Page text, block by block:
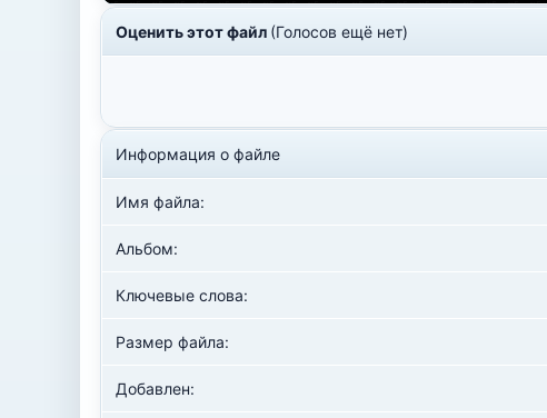
Оценить этот файл (Голосов ещё нет)
Информация о файле
Имя файла:
Альбом:
Ключевые слова:
Размер файла:
Добавлен: